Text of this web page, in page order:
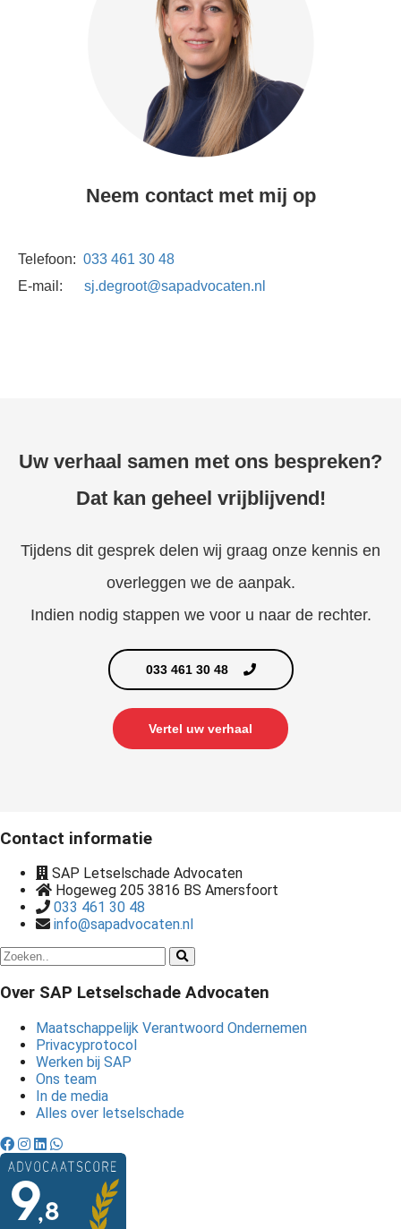
Neem contact met mij op
Telefoon: 033 461 30 48
E-mail: sj.degroot@sapadvocaten.nl
Uw verhaal samen met ons bespreken?
Dat kan geheel vrijblijvend!
Tijdens dit gesprek delen wij graag onze kennis en
overleggen we de aanpak.
Indien nodig stappen we voor u naar de rechter.
033 461 30 48
Vertel uw verhaal
Contact informatie
SAP Letselschade Advocaten
Hogeweg 205 3816 BS Amersfoort
033 461 30 48
info@sapadvocaten.nl
Over SAP Letselschade Advocaten
Maatschappelijk Verantwoord Ondernemen
Privacyprotocol
Werken bij SAP
Ons team
In de media
Alles over letselschade